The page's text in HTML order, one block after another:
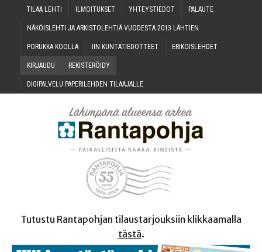
TILAA LEH­TI ILMOI­TUK­SET YHTEYS­TIE­DOT PALAU­TE
NÄKÖIS­LEH­TI JA ARKIS­TO­LEH­TIÄ VUO­DES­TA 2013 LÄHTIEN
PORUK­KA KOOLLA IIN KUN­TA­TIE­DOT­TEET ERI­KOIS­LEH­DET
KIR­JAU­DU REKIS­TE­RÖI­DY
DIGI­PAL­VE­LU PAPE­RI­LEH­DEN TILAAJALLE
Tutustu Rantapohjan tilaustarjouksiin klikkaamalla
tästä.